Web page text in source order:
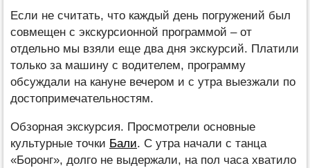
Если не считать, что каждый день погружений был
совмещен с экскурсионной программой – от
отдельно мы взяли еще два дня экскурсий. Платили
только за машину с водителем, программу
обсуждали на кануне вечером и с утра выезжали по
достопримечательностям.
Обзорная экскурсия. Просмотрели основные
культурные точки Бали. С утра начали с танца
«Боронг», долго не выдержали, на пол часа хватило